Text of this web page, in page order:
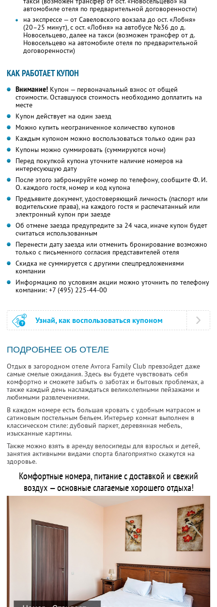
автомобиле отеля по предварительной договоренности)
на экспрессе — от Савеловского вокзала до ост. «Лобня»
(20–25 минут), с ост. «Лобня» на автобусе №36 до д.
Новосельцево, далее на такси (возможен трансфер от д.
Новосельцево на автомобиле отеля по предварительной
договоренности)
КАК РАБОТАЕТ КУПОН
Внимание! Купон — первоначальный взнос от общей
стоимости. Оставшуюся стоимость необходимо доплатить на
месте
Купон действует на один заезд
Можно купить неограниченное количество купонов
Каждым купоном можно воспользоваться только один раз
Купоны можно суммировать (суммируются ночи)
Перед покупкой купона уточните наличие номеров на
интересующую дату
После этого забронируйте номер по телефону, сообщите Ф. И.
О. каждого гостя, номер и код купона
Предъявите документ, удостоверяющий личность (паспорт или
водительские права), на каждого гостя и распечатанный или
электронный купон при заезде
Об отмене заезда предупредите за 24 часа, иначе купон будет
считаться использованным
Перенести дату заезда или отменить бронирование возможно
только с письменного согласия представителей отеля
Скидка не суммируется с другими спецпредложениями
компании
Информацию по условиям акции можно уточнить по телефону
компании: +7 (495) 225-44-00
Узнай, как воспользоваться купоном
ПОДРОБНЕЕ ОБ ОТЕЛЕ
Отдых в загородном отеле Avrora Family Club превзойдет даже
самые смелые ожидания. Здесь вы будете чувствовать себя
комфортно и сможете забыть о заботах и бытовых проблемах, а
также каждый день наслаждаться великолепными пейзажами и
любимыми развлечениями.
В каждом номере есть большая кровать с удобным матрасом и
сатиновым постельным бельем. Интерьер комнат выполнен в
классическом стиле: дубовый паркет, деревянная мебель,
изысканные картины.
Также можно взять в аренду велосипеды для взрослых и детей,
занятия активными видами спорта благоприятно скажутся на
здоровье.
Комфортные номера, питание с доставкой и свежий
воздух — основные слагаемые хорошего отдыха!